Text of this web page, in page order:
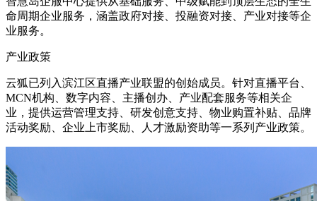
命周期企业服务，涵盖政府对接、投融资对接、产业对接等企
业服务。
产业政策
云狐已列入滨江区直播产业联盟的创始成员。针对直播平台、
MCN机构、数字内容、主播创办、产业配套服务等相关企
业，提供运营管理支持、研发创意支持、物业购置补贴、品牌
活动奖励、企业上市奖励、人才激励资助等一系列产业政策。